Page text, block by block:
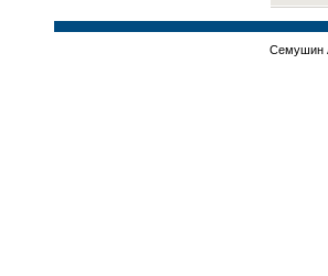
Семушин